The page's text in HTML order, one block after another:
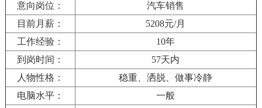
意向岗位：
汽车销售
目前月薪：
5208元/月
工作经验：
10年
到岗时间：
57天内
人物性格：
稳重、洒脱、做事冷静
电脑水平：
一般